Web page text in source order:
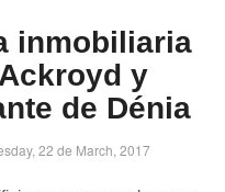
inmobiliaria
y
de Dénia
22 de March, 2017